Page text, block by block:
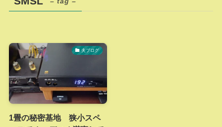
夫ブログ
1畳の秘密基地 狭小スペ